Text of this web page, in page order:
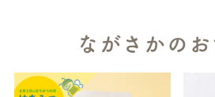
ながさかのお